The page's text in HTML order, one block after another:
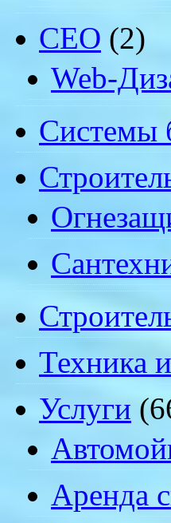
СЕО (2)
Web-
Системы
Техника
Услуги
Аренда